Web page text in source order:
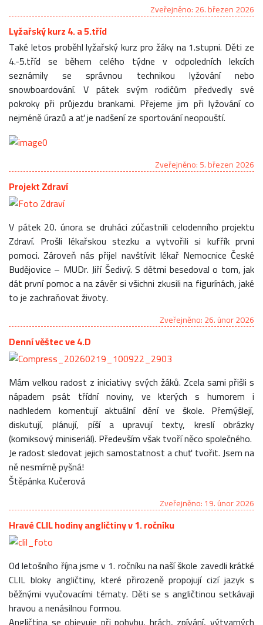
Zveřejněno: 26. březen 2026
Lyžařský kurz 4. a 5.tříd
Také letos proběhl lyžařský kurz pro žáky na 1.stupni. Děti ze
4.-5.tříd se během celého týdne v odpoledních lekcích
seznámily se správnou technikou lyžování nebo
snowboardování. V pátek svým rodičům předvedly své
pokroky při průjezdu brankami. Přejeme jim při lyžování co
nejméně úrazů a ať je nadšení ze sportování neopouští.
Zveřejněno: 5. březen 2026
Projekt Zdraví
V pátek 20. února se druháci zúčastnili celodenního projektu
Zdraví. Prošli lékařskou stezku a vytvořili si kufřík první
pomoci. Zároveň nás přijel navštívit lékař Nemocnice České
Budějovice – MUDr. Jiří Šedivý. S dětmi besedoval o tom, jak
dát první pomoc a na závěr si všichni zkusili na figurínách, jaké
to je zachraňovat životy.
Zveřejněno: 26. únor 2026
Denní věštec ve 4.D
Mám velkou radost z iniciativy svých žáků. Zcela sami přišli s
nápadem psát třídní noviny, ve kterých s humorem i
nadhledem komentují aktuální dění ve škole. Přemýšlejí,
diskutují, plánují, píší a upravují texty, kreslí obrázky
(komiksový miniseriál). Především však tvoří něco společného.
Je radost sledovat jejich samostatnost a chuť tvořit. Jsem na
ně nesmírně pyšná!
Štěpánka Kučerová
Zveřejněno: 19. únor 2026
Hravé CLIL hodiny angličtiny v 1. ročníku
Od letošního října jsme v 1. ročníku na naší škole zavedli krátké
CLIL bloky angličtiny, které přirozeně propojují cizí jazyk s
běžnými vyučovacími tématy. Děti se s angličtinou setkávají
hravou a nenásilnou formou.